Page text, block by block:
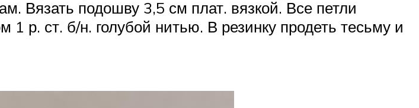
Вязать подошву 3,5 см плат. вязкой. Все петли
р. ст. б/н. голубой нитью. В резинку продеть тесьму и